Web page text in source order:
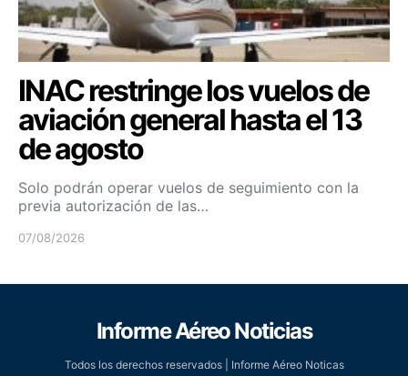
INAC restringe los vuelos de
aviación general hasta el 13
de agosto
Solo podrán operar vuelos de seguimiento con la
previa autorización de las…
07/08/2026
Informe Aéreo Noticias
Todos los derechos reservados | Informe Aéreo Noticas